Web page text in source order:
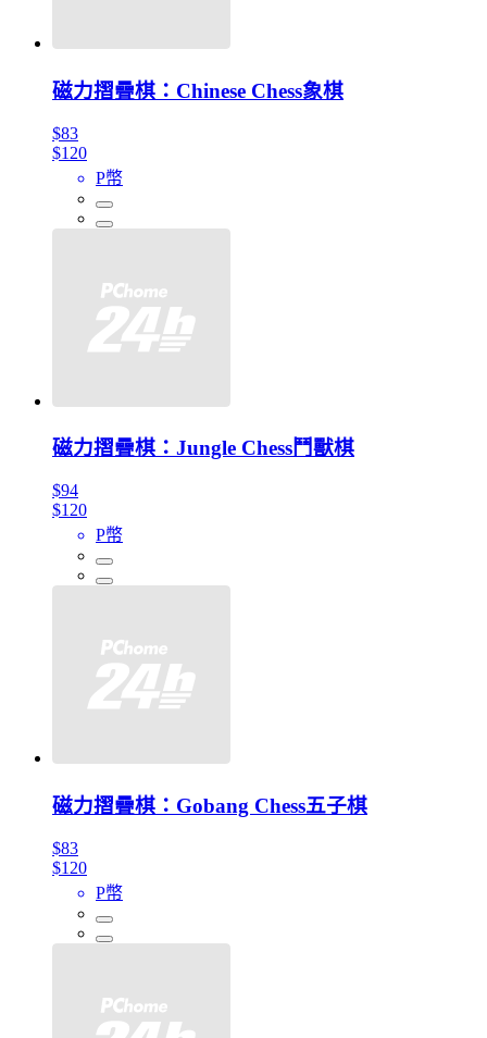
磁力摺疊棋：Chinese Chess象棋
$83
$120
P幣
磁力摺疊棋：Jungle Chess鬥獸棋
$94
$120
P幣
磁力摺疊棋：Gobang Chess五子棋
$83
$120
P幣